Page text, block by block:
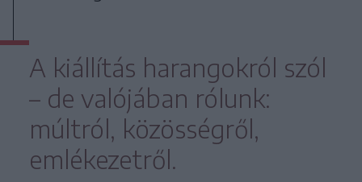
A kiállítás harangokról szól
– de valójában rólunk:
múltról, közösségről,
emlékezetről.